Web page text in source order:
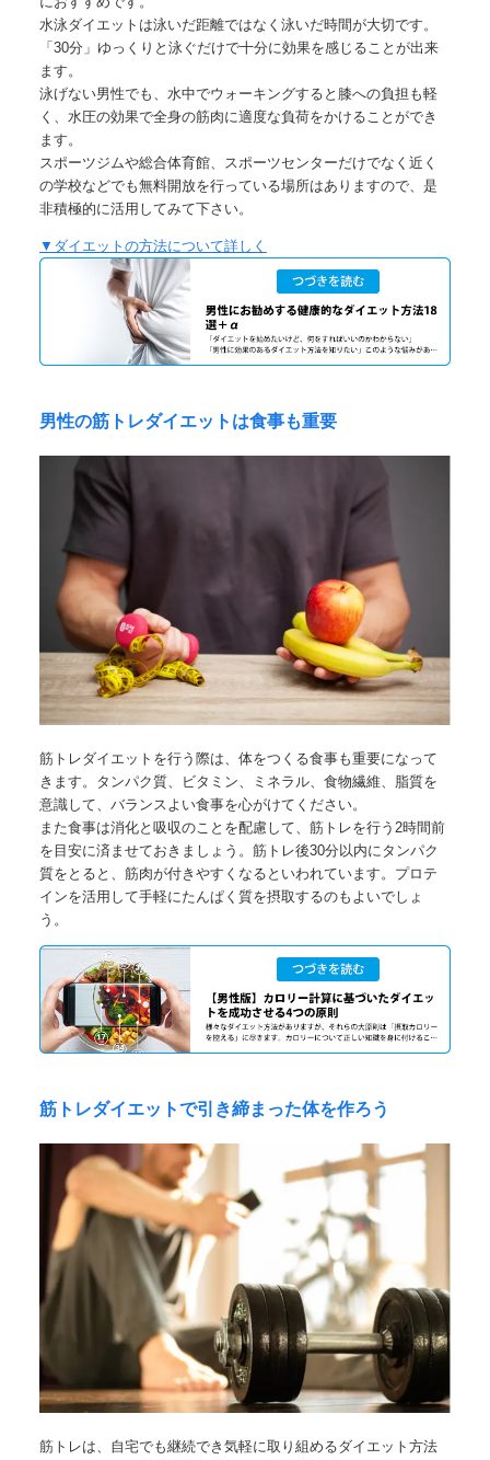
診察券をお持ちの方はこちら
水泳ダイエットは泳いだ距離ではなく泳いだ時間が大切です。
「30分」ゆっくりと泳ぐだけで十分に効果を感じることが出来
ます。
泳げない男性でも、水中でウォーキングすると膝への負担も軽
く、水圧の効果で全身の筋肉に適度な負荷をかけることができ
ます。
スポーツジムや総合体育館、スポーツセンターだけでなく近く
の学校などでも無料開放を行っている場所はありますので、是
非積極的に活用してみて下さい。
▼ダイエットの方法について詳しく
男性の筋トレダイエットは食事も重要
筋トレダイエットを行う際は、体をつくる食事も重要になって
きます。タンパク質、ビタミン、ミネラル、食物繊維、脂質を
意識して、バランスよい食事を心がけてください。
また食事は消化と吸収のことを配慮して、筋トレを行う2時間前
を目安に済ませておきましょう。筋トレ後30分以内にタンパク
質をとると、筋肉が付きやすくなるといわれています。プロテ
インを活用して手軽にたんぱく質を摂取するのもよいでしょ
う。
筋トレダイエットで引き締まった体を作ろう
筋トレは、自宅でも継続でき気軽に取り組めるダイエット方法